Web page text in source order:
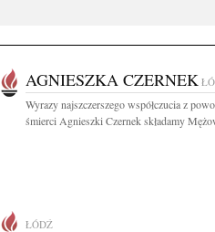
AGNIESZKA CZERNEK
Wyrazy najszczerszego współczucia z
śmierci Agnieszki Czernek składamy
ŁÓDŹ